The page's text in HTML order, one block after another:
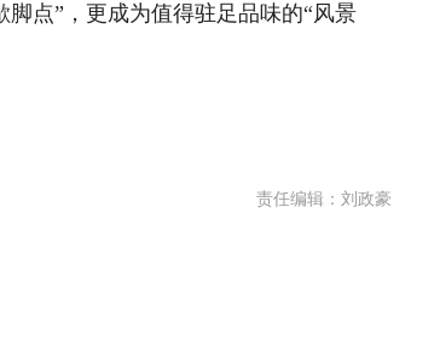
点”，更成为值得驻足品味的“风景
责任编辑：刘政豪